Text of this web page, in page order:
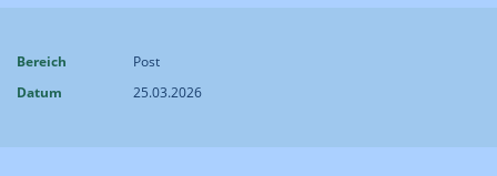
Bereich
Post
Datum
25.03.2026